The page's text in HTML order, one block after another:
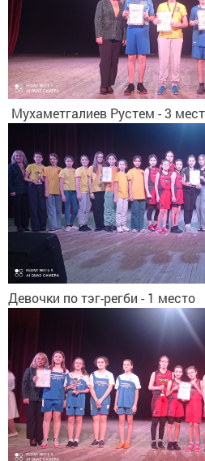
Мухаметгалиев Рустем - 3
Девочки по тэг-регби - 1 место